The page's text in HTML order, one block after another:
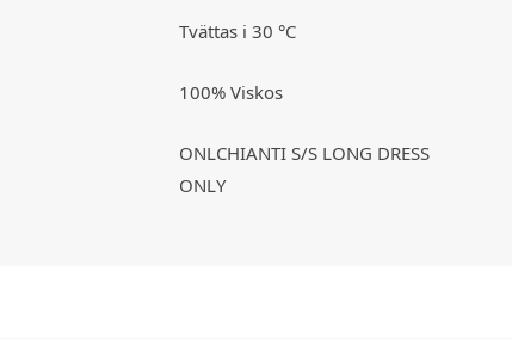
Tvättas i 30 °C
100% Viskos
ONLCHIANTI S/S LONG DRESS
ONLY